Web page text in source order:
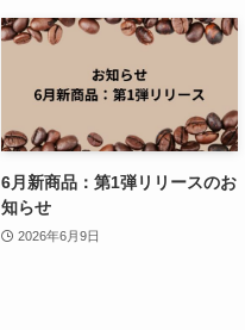
6月新商品：第1弾リリースのお
知らせ
2026年6月9日